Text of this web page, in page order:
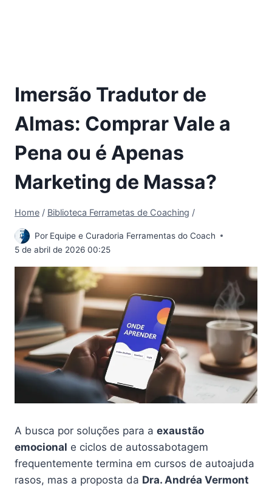
Imersão Tradutor de
Almas: Comprar Vale a
Pena ou é Apenas
Marketing de Massa?
Home / Biblioteca Ferrametas de Coaching /
Por Equipe e Curadoria Ferramentas do Coach
5 de abril de 2026 00:25
A busca por soluções para a exaustão
emocional e ciclos de autossabotagem
frequentemente termina em cursos de autoajuda
rasos, mas a proposta da Dra. Andréa Vermont